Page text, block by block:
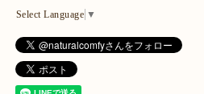
Select Language ▼